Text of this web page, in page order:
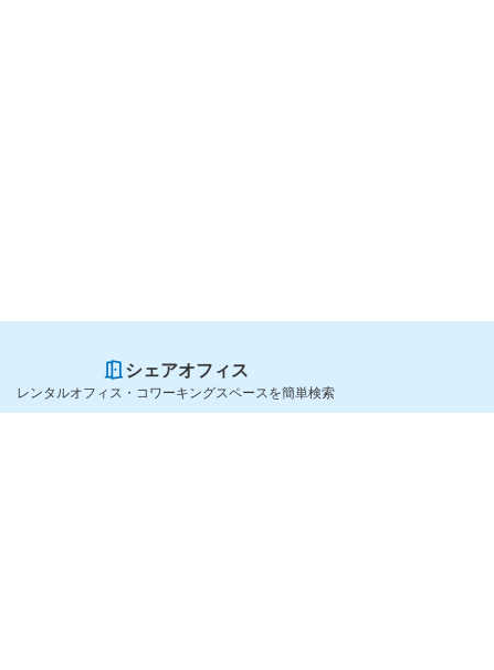
シェアオフィス
レンタルオフィス・コワーキングスペースを簡単検索